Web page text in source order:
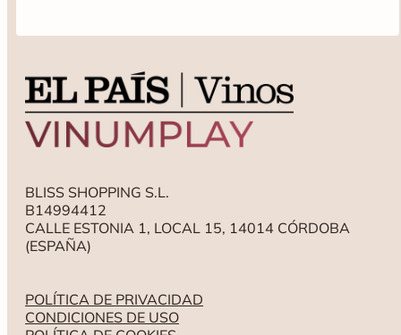
BLISS SHOPPING S.L.
B14994412
CALLE ESTONIA 1, LOCAL 15, 14014 CÓRDOBA
(ESPAÑA)
POLÍTICA DE PRIVACIDAD
CONDICIONES DE USO